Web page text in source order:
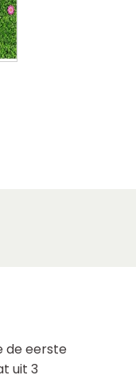
de eerste
uit 3